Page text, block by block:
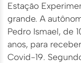
Estação
grande. A
Pedro Ismael, de
anos, para
Covid-19.